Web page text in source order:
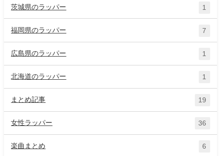
茨城県のラッパー 1
福岡県のラッパー 7
広島県のラッパー 1
北海道のラッパー 1
まとめ記事 19
女性ラッパー 36
楽曲まとめ 6